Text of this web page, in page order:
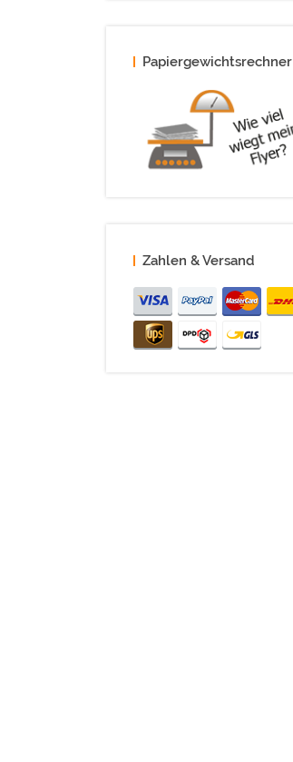
Papiergewichtsrechner
Zahlen & Versand